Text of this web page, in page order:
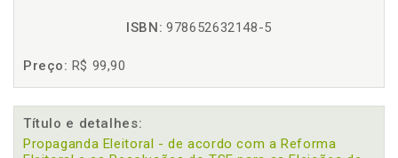
ISBN: 978652632148-5
Preço: R$ 99,90
Título e detalhes:
Propaganda Eleitoral - de acordo com a Reforma